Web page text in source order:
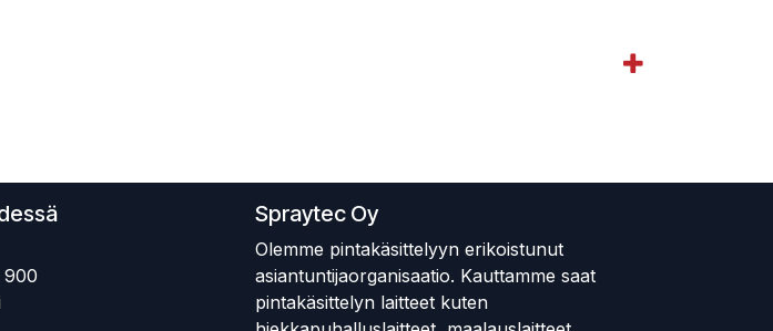
900
Spraytec Oy
Olemme pintakäsittelyyn erikoistunut
asiantuntijaorganisaatio. Kauttamme saat
pintakäsittelyn laitteet kuten